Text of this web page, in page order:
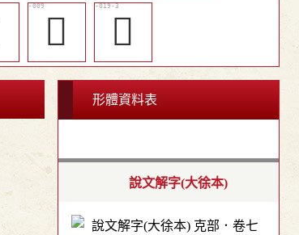
𣳂 󰔺
形體資料表
說文解字(大徐本)